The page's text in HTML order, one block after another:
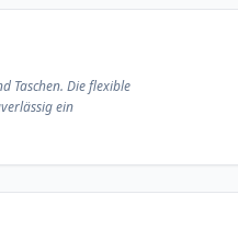
Taschen. Die flexible
ein